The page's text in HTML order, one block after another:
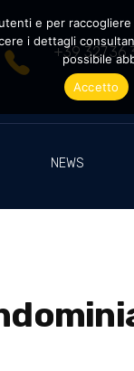
+39
NEWS
e per
i dettagli
possibile
Accetto